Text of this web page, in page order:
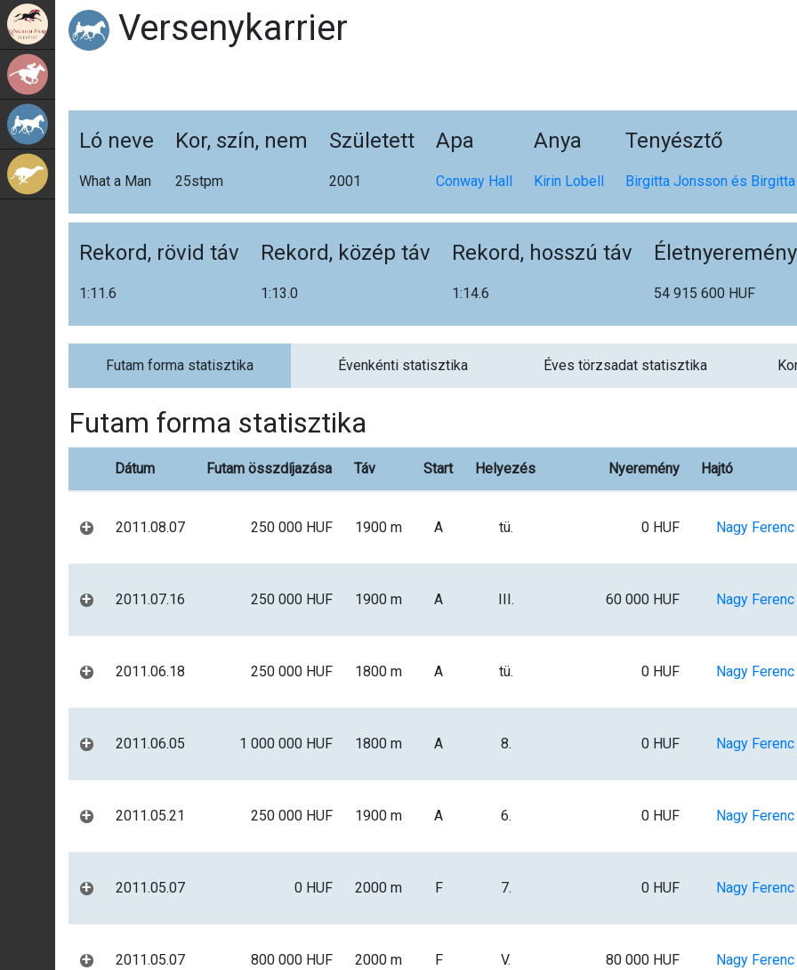
Kincsem Park
Agár
Versenykarrier
Ló neve
What a Man
Kor, szín, nem
25stpm
Született
2001
Apa
Conway Hall
Anya
Kirin Lobell
Tenyésztő
Birgitta Jonsson és
Rekord, rövid táv
1:11.6
Rekord, közép táv
1:13.0
Rekord, hosszú táv
1:14.6
Életnyeremény
54 915 600 HUF
Futam forma statisztika Évenkénti statisztika Éves törzsadat statisztika
Futam forma statisztika
Dátum Futam összdíjazása Táv Start Helyezés Nyeremény Hajtó
+ 2011.08.07 250 000 HUF 1900 m A tü. 0 HUF Nagy Ferenc
+ 2011.07.16 250 000 HUF 1900 m A III. 60 000 HUF Nagy Ferenc
+ 2011.06.18 250 000 HUF 1800 m A tü. 0 HUF Nagy Ferenc
+ 2011.06.05 1 000 000 HUF 1800 m A 8. 0 HUF Nagy Ferenc
+ 2011.05.21 250 000 HUF 1900 m A 6. 0 HUF Nagy Ferenc
+ 2011.05.07 0 HUF 2000 m F 7. 0 HUF Nagy Ferenc
+ 2011.05.07 800 000 HUF 2000 m F V. 80 000 HUF Nagy Ferenc